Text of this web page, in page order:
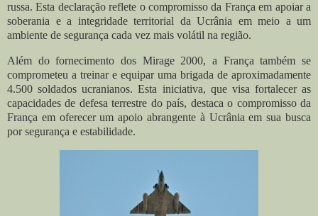
russa. Esta declaração reflete o compromisso da França em apoiar a
soberania e a integridade territorial da Ucrânia em meio a um
ambiente de segurança cada vez mais volátil na região.
Além do fornecimento dos Mirage 2000, a França também se
comprometeu a treinar e equipar uma brigada de aproximadamente
4.500 soldados ucranianos. Esta iniciativa, que visa fortalecer as
capacidades de defesa terrestre do país, destaca o compromisso da
França em oferecer um apoio abrangente à Ucrânia em sua busca
por segurança e estabilidade.